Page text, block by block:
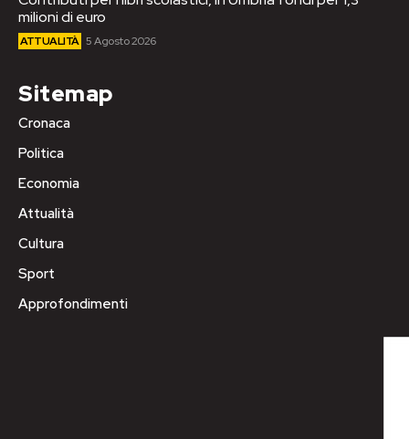
milioni di euro
ATTUALITÀ 5 Agosto 2026
Sitemap
Cronaca
Politica
Economia
Attualità
Cultura
Sport
Approfondimenti